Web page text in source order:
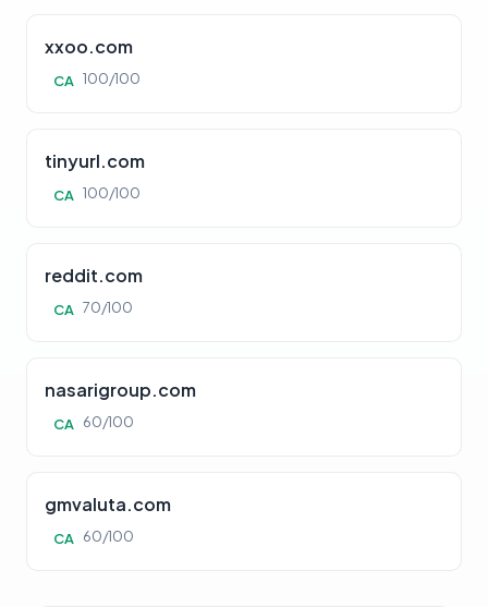
xxoo.com
CA 100/100
tinyurl.com
CA 100/100
reddit.com
CA 70/100
nasarigroup.com
CA 60/100
gmvaluta.com
CA 60/100